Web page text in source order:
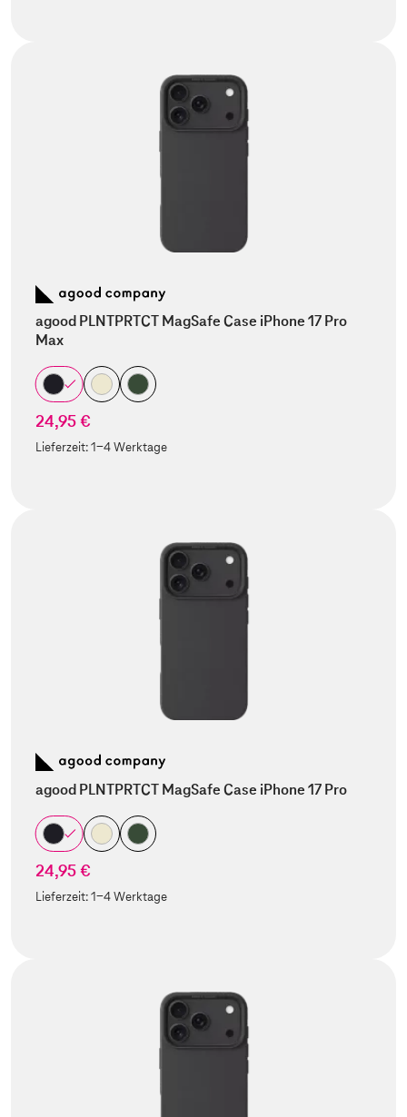
agood PLNTPRTCT MagSafe Case iPhone 17 Pro
Max
24,95 €
Lieferzeit:1-4 Werktage
agood PLNTPRTCT MagSafe Case iPhone 17 Pro
24,95 €
Lieferzeit:1-4 Werktage